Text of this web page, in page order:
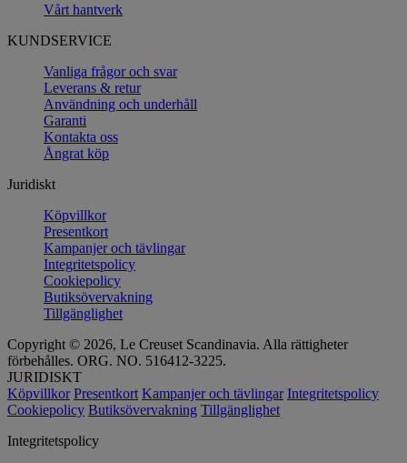
Vårt hantverk
KUNDSERVICE
Vanliga frågor och svar
Leverans & retur
Användning och underhåll
Garanti
Kontakta oss
Ångrat köp
Juridiskt
Köpvillkor
Presentkort
Kampanjer och tävlingar
Integritetspolicy
Cookiepolicy
Butiksövervakning
Tillgänglighet
Copyright © 2026, Le Creuset Scandinavia. Alla rättigheter
förbehålles. ORG. NO. 516412-3225.
JURIDISKT
Köpvillkor Presentkort Kampanjer och tävlingar Integritetspolicy
Cookiepolicy Butiksövervakning Tillgänglighet
Integritetspolicy